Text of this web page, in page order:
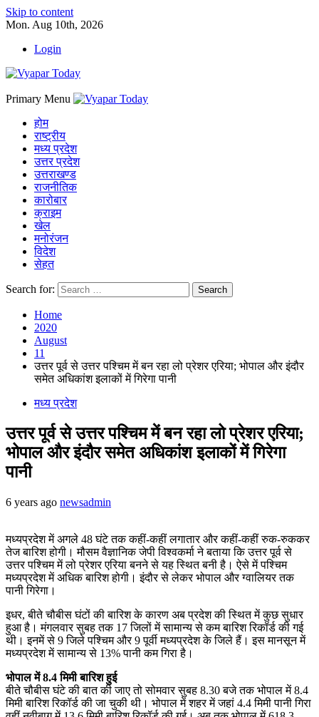
Skip to content
Mon. Aug 10th, 2026
Login
Primary Menu
होम
राष्ट्रीय
मध्य प्रदेश
उत्तर प्रदेश
उत्तराखण्ड
राजनीतिक
कारोबार
क्राइम
खेल
मनोरंजन
विदेश
सेहत
Search for:
Home
2020
August
11
उत्तर पूर्व से उत्तर पश्चिम में बन रहा लो प्रेशर एरिया; भोपाल और इंदौर
समेत अधिकांश इलाकों में गिरेगा पानी
मध्य प्रदेश
उत्तर पूर्व से उत्तर पश्चिम में बन रहा लो प्रेशर एरिया;
भोपाल और इंदौर समेत अधिकांश इलाकों में गिरेगा
पानी
6 years ago newsadmin
मध्यप्रदेश में अगले 48 घंटे तक कहीं-कहीं लगातार और कहीं-कहीं रुक-रुककर
तेज बारिश होगी। मौसम वैज्ञानिक जेपी विश्वकर्मा ने बताया कि उत्तर पूर्व से
उत्तर पश्चिम में लो प्रेशर एरिया बनने से यह स्थित बनी है। ऐसे में पश्चिम
मध्यप्रदेश में अधिक बारिश होगी। इंदौर से लेकर भोपाल और ग्वालियर तक
पानी गिरेगा।
इधर, बीते चौबीस घंटों की बारिश के कारण अब प्रदेश की स्थित में कुछ सुधार
हुआ है। मंगलवार सुबह तक 17 जिलों में सामान्य से कम बारिश रिकॉर्ड की गई
थी। इनमें से 9 जिले पश्चिम और 9 पूर्वी मध्यप्रदेश के जिले हैं। इस मानसून में
मध्यप्रदेश में सामान्य से 13% पानी कम गिरा है।
भोपाल में 8.4 मिमी बारिश हुई
बीते चौबीस घंटे की बात की जाए तो सोमवार सुबह 8.30 बजे तक भोपाल में 8.4
मिमी बारिश रिकॉर्ड की जा चुकी थी। भोपाल में शहर में जहां 4.4 मिमी पानी गिरा